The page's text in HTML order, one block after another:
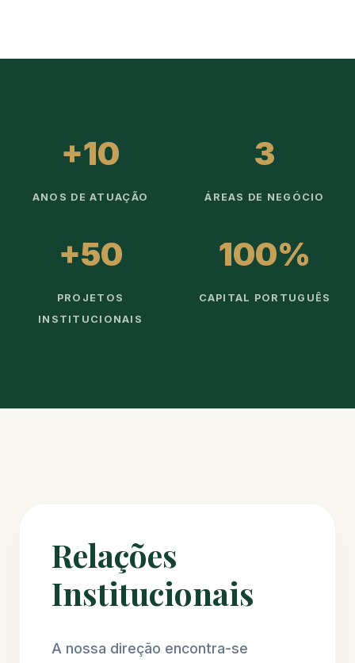
+10
ANOS DE ATUAÇÃO
3
ÁREAS DE NEGÓCIO
+50
PROJETOS
INSTITUCIONAIS
100%
CAPITAL PORTUGUÊS
Relações
Institucionais
A nossa direção encontra-se